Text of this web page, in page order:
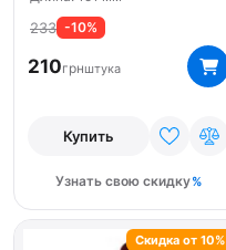
233 -10%
210грнштука
Купить
Узнать свою скидку
Скидка от 10%